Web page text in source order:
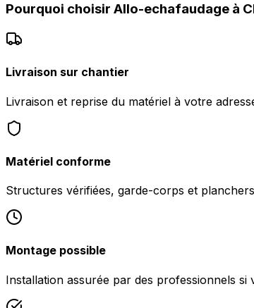
Pourquoi choisir Allo-echafaudage à
Livraison sur chantier
Livraison et reprise du matériel à votre
Matériel conforme
Structures vérifiées, garde-corps et
Montage possible
Installation assurée par des professionnels si